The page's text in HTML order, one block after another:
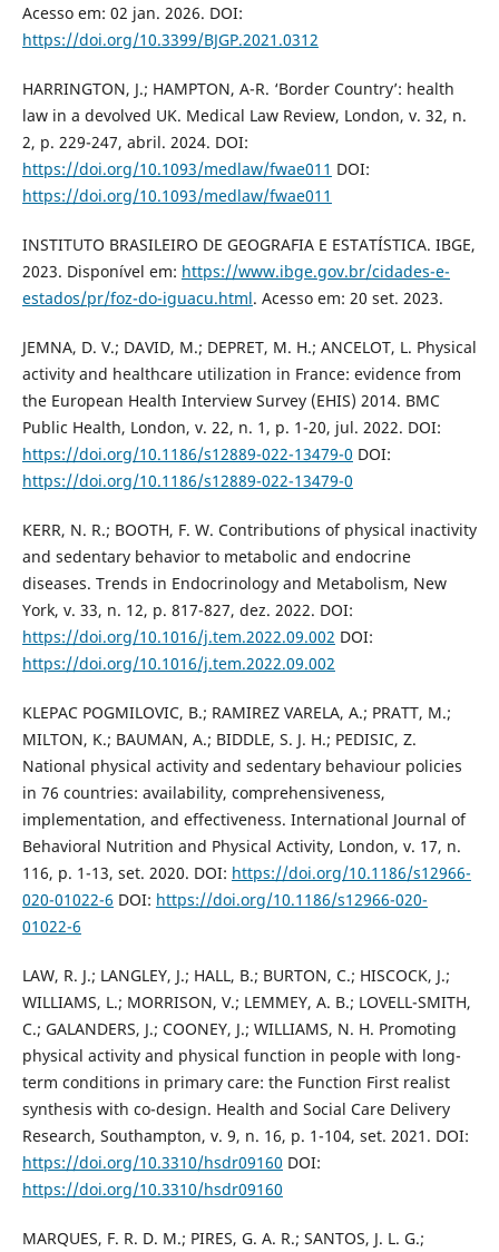
Acesso em: 02 jan. 2026. DOI:
https://doi.org/10.3399/BJGP.2021.0312
HARRINGTON, J.; HAMPTON, A-R. ‘Border Country’: health
law in a devolved UK. Medical Law Review, London, v. 32, n.
2, p. 229-247, abril. 2024. DOI:
https://doi.org/10.1093/medlaw/fwae011 DOI:
https://doi.org/10.1093/medlaw/fwae011
INSTITUTO BRASILEIRO DE GEOGRAFIA E ESTATÍSTICA. IBGE,
2023. Disponível em: https://www.ibge.gov.br/cidades-e-
estados/pr/foz-do-iguacu.html. Acesso em: 20 set. 2023.
JEMNA, D. V.; DAVID, M.; DEPRET, M. H.; ANCELOT, L. Physical
activity and healthcare utilization in France: evidence from
the European Health Interview Survey (EHIS) 2014. BMC
Public Health, London, v. 22, n. 1, p. 1-20, jul. 2022. DOI:
https://doi.org/10.1186/s12889-022-13479-0 DOI:
https://doi.org/10.1186/s12889-022-13479-0
KERR, N. R.; BOOTH, F. W. Contributions of physical inactivity
and sedentary behavior to metabolic and endocrine
diseases. Trends in Endocrinology and Metabolism, New
York, v. 33, n. 12, p. 817-827, dez. 2022. DOI:
https://doi.org/10.1016/j.tem.2022.09.002 DOI:
https://doi.org/10.1016/j.tem.2022.09.002
KLEPAC POGMILOVIC, B.; RAMIREZ VARELA, A.; PRATT, M.;
MILTON, K.; BAUMAN, A.; BIDDLE, S. J. H.; PEDISIC, Z.
National physical activity and sedentary behaviour policies
in 76 countries: availability, comprehensiveness,
implementation, and effectiveness. International Journal of
Behavioral Nutrition and Physical Activity, London, v. 17, n.
116, p. 1-13, set. 2020. DOI: https://doi.org/10.1186/s12966-
020-01022-6 DOI: https://doi.org/10.1186/s12966-020-
01022-6
LAW, R. J.; LANGLEY, J.; HALL, B.; BURTON, C.; HISCOCK, J.;
WILLIAMS, L.; MORRISON, V.; LEMMEY, A. B.; LOVELL-SMITH,
C.; GALANDERS, J.; COONEY, J.; WILLIAMS, N. H. Promoting
physical activity and physical function in people with long-
term conditions in primary care: the Function First realist
synthesis with co-design. Health and Social Care Delivery
Research, Southampton, v. 9, n. 16, p. 1-104, set. 2021. DOI:
https://doi.org/10.3310/hsdr09160 DOI:
https://doi.org/10.3310/hsdr09160
MARQUES, F. R. D. M.; PIRES, G. A. R.; SANTOS, J. L. G.;